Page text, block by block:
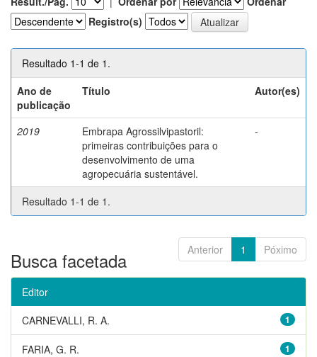
Registro(s)
Resultado 1-1 de 1.
Ano de
publicação
Título Autor(es)
2019
Embrapa Agrossilvipastoril:
primeiras contribuições para o
desenvolvimento de uma
agropecuária sustentável.
-
Resultado 1-1 de 1.
Anterior 1 Póximo
Busca facetada
Editor
1
CARNEVALLI, R. A.
1
FARIA, G. R.